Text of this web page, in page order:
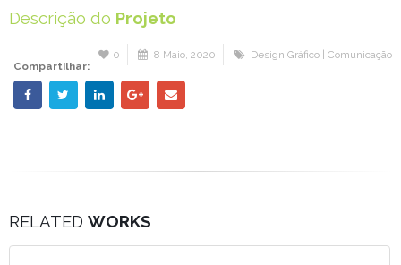
Descrição do Projeto
0 8 Maio, 2020
Design Gráfico | Comunicação
Compartilhar:
RELATED WORKS